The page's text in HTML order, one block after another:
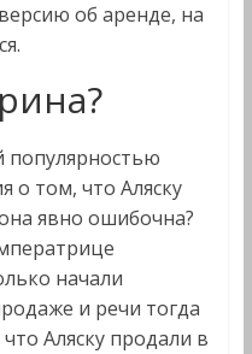
об аренде, на
популярностью
о том, что Аляску
явно ошибочна?
начали
и речи тогда
Аляску продали в